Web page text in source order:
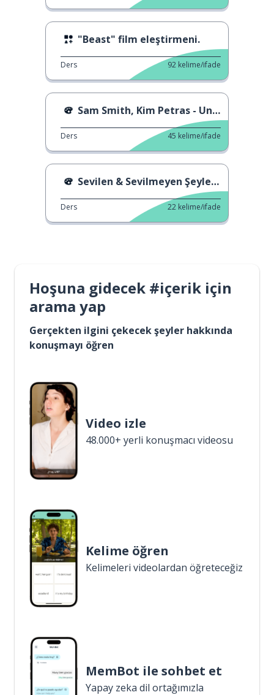
"Beast" film eleştirmeni.
Ders 92 kelime/ifade
Sam Smith, Kim Petras - Unholy
Ders 45 kelime/ifade
Sevilen & Sevilmeyen Şeyler 2
Ders 22 kelime/ifade
Hoşuna gidecek #içerik için
arama yap
Gerçekten ilgini çekecek şeyler hakkında
konuşmayı öğren
Video izle
48.000+ yerli konuşmacı videosu
Kelime öğren
Kelimeleri videolardan öğreteceğiz
MemBot ile sohbet et
Yapay zeka dil ortağımızla